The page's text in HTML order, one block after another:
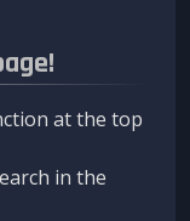
at the top
in the